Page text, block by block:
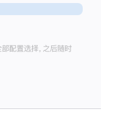
配置选择，之后随时